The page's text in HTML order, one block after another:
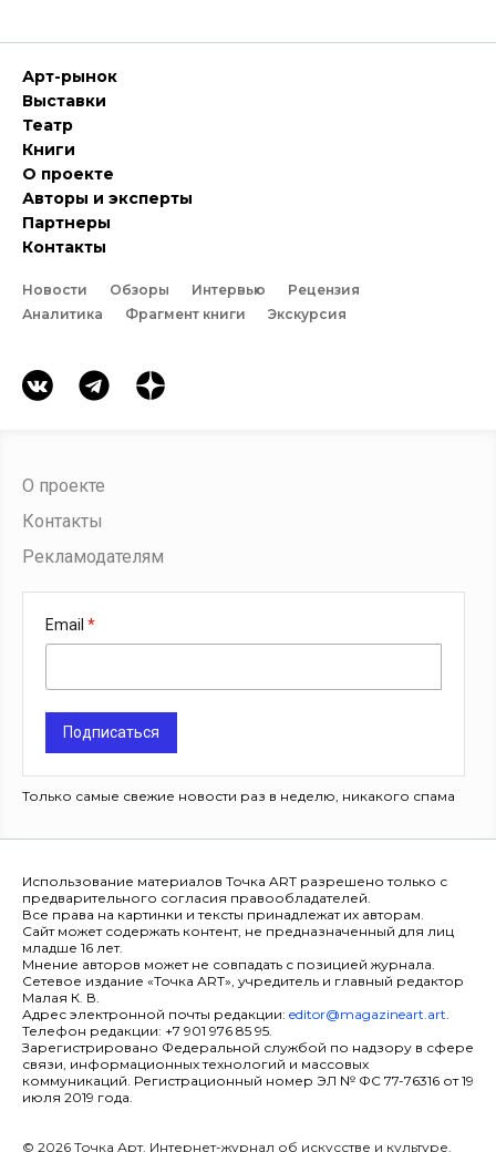
Арт-рынок
Выставки
Театр
Книги
О проекте
Авторы и эксперты
Партнеры
Контакты
Новости Обзоры Интервью
Рецензия
Аналитика
Фрагмент книги Экскурсия
О проекте
Контакты
Рекламодателям
Email
Подписаться
Только самые свежие новости раз в неделю, никакого спама
Использование материалов Точка ART разрешено только с
предварительного согласия правообладателей.
Все права на картинки и тексты принадлежат их авторам.
Сайт может содержать контент, не предназначенный для лиц
младше 16 лет.
Мнение авторов может не совпадать с позицией журнала.
Сетевое издание «Точка ART», учредитель и главный редактор
Малая К. В.
Адрес электронной почты редакции: editor@magazineart.art.
Телефон редакции: +7 901 976 85 95.
Зарегистрировано Федеральной службой по надзору в сфере
связи, информационных технологий и массовых
коммуникаций. Регистрационный номер ЭЛ № ФС 77-76316 от 19
июля 2019 года.
© 2026 Точка Арт. Интернет-журнал об искусстве и культуре.